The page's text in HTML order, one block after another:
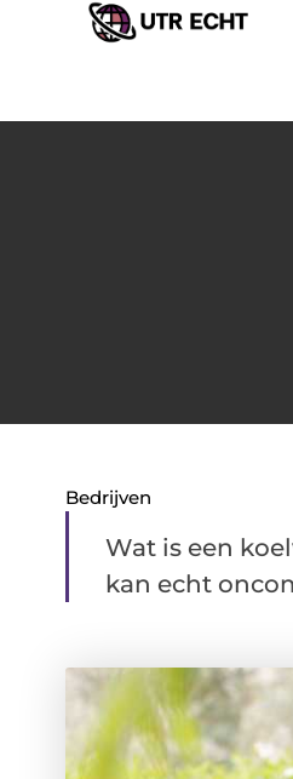
Bedrijven
Wat is een
kan echt